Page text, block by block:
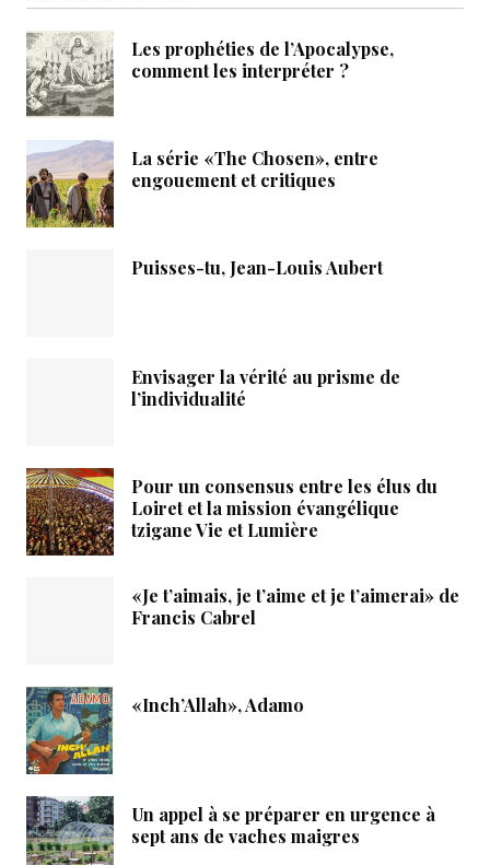
Les prophéties de l’Apocalypse,
comment les interpréter ?
La série «The Chosen», entre
engouement et critiques
Puisses-tu, Jean-Louis Aubert
Envisager la vérité au prisme de
l’individualité
Pour un consensus entre les élus du
Loiret et la mission évangélique
tzigane Vie et Lumière
«Je t’aimais, je t’aime et je t’aimerai» de
Francis Cabrel
«Inch’Allah», Adamo
Un appel à se préparer en urgence à
sept ans de vaches maigres